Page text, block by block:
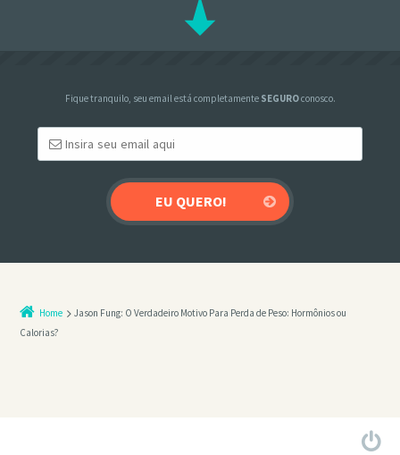
Fique tranquilo, seu email está completamente SEGUROconosco.
Home
Jason Fung: O Verdadeiro Motivo Para Perda de Peso: Hormônios ou
Calorias?